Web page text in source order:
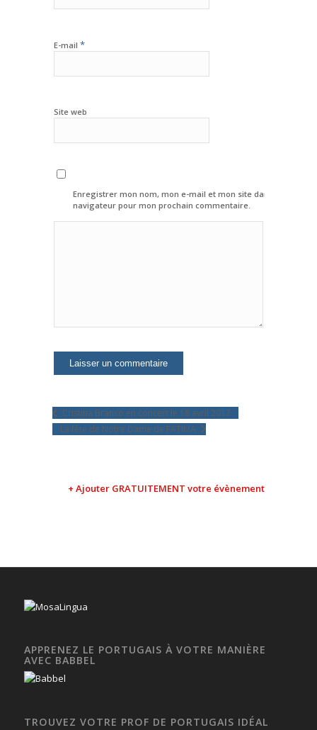
E-mail *
Site web
Enregistrer mon nom, mon e-mail et mon site dans le
navigateur pour mon prochain commentaire.
Cristina Branco en concert le 18 avril 2017
La fête de Notre Dame de FATIMA
+ Ajouter GRATUITEMENT votre évènement
APPRENEZ LE PORTUGAIS À VOTRE MANIÈRE
AVEC BABBEL
TROUVEZ VOTRE PROF DE PORTUGAIS IDÉAL